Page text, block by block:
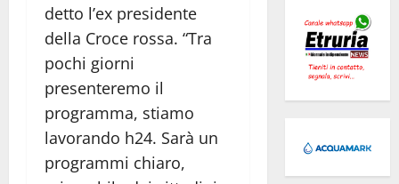
detto l’ex presidente
della Croce rossa. “Tra
pochi giorni
presenteremo il
programma, stiamo
lavorando h24. Sarà un
programmi chiaro,